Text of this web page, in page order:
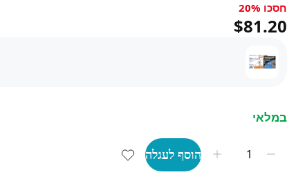
חסכו 20%, $81.20
חסכו 20%
$81.20
במלאי
הוסף לעגלה